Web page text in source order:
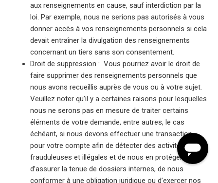
aux renseignements en cause, sauf interdiction par la
loi. Par exemple, nous ne serions pas autorisés à vous
donner accès à vos renseignements personnels si cela
devait entraîner la divulgation des renseignements
concernant un tiers sans son consentement.
Droit de suppression : Vous pourriez avoir le droit de
faire supprimer des renseignements personnels que
nous avons recueillis auprès de vous ou à votre sujet.
Veuillez noter qu’il y a certaines raisons pour lesquelles
nous ne serons pas en mesure de traiter certains
éléments de votre demande, entre autres, le cas
échéant, si nous devons effectuer une transaction
pour votre compte afin de détecter des activités
frauduleuses et illégales et de nous en protéger,
d’assurer la tenue de dossiers internes, de nous
conformer à une obligation juridique ou d’exercer nos